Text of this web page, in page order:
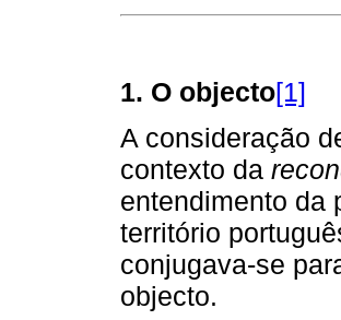
1. O objecto[1]
A consideração
contexto da
entendimento da
território
conjugava-se
objecto.